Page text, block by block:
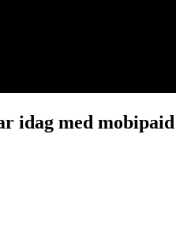
idag med mobipaid